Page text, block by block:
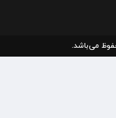
می‌باشد.